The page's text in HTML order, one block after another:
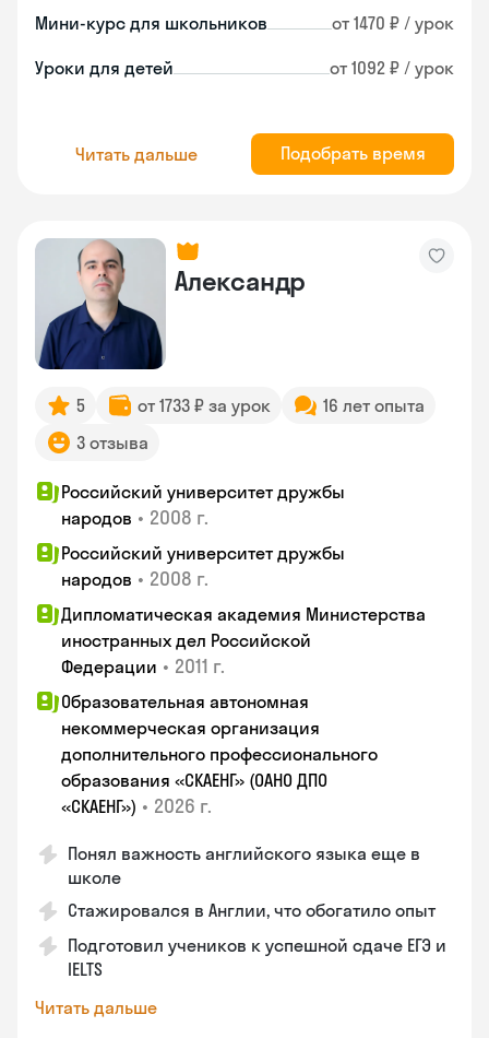
Мини-курс для школьников от 1470 ₽ / урок
Уроки для детей от 1092 ₽ / урок
Читать дальше Подобрать время
Александр
5 от 1733 ₽ за урок
16 лет опыта
3 отзыва
Российский университет дружбы
народов • 2008 г.
Российский университет дружбы
народов • 2008 г.
Дипломатическая академия Министерства
иностранных дел Российской
Федерации • 2011 г.
Образовательная автономная
некоммерческая организация
дополнительного профессионального
образования «СКАЕНГ» (ОАНО ДПО
«СКАЕНГ») • 2026 г.
Понял важность английского языка еще в
школе
Стажировался в Англии, что обогатило опыт
Подготовил учеников к успешной сдаче ЕГЭ и
IELTS
Читать дальше